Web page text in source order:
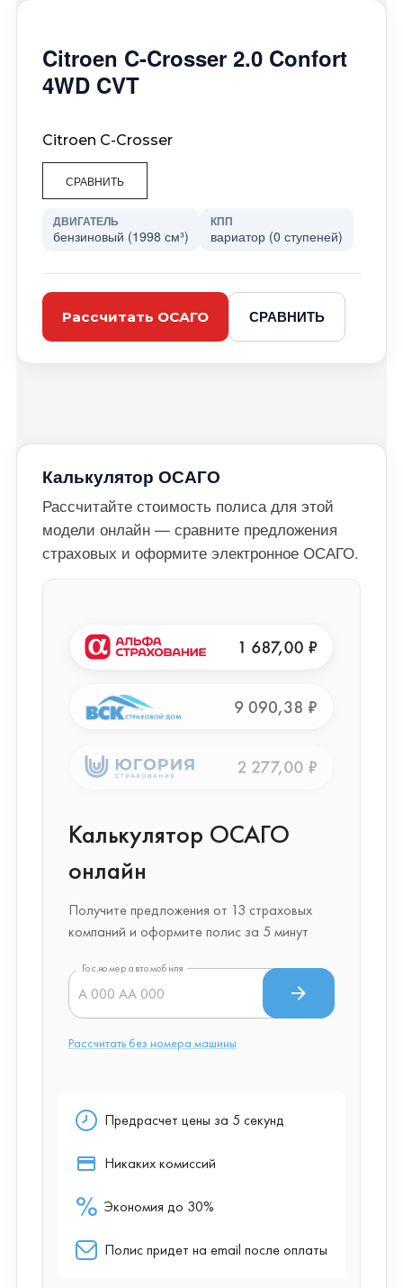
Citroen C-Crosser 2.0 Confort
4WD CVT
Citroen C-Crosser
СРАВНИТЬ
ДВИГАТЕЛЬ
бензиновый (1998 см³)
КПП
вариатор (0 ступеней)
Рассчитать ОСАГО СРАВНИТЬ
Калькулятор ОСАГО
Рассчитайте стоимость полиса для этой
модели онлайн — сравните предложения
страховых и оформите электронное ОСАГО.